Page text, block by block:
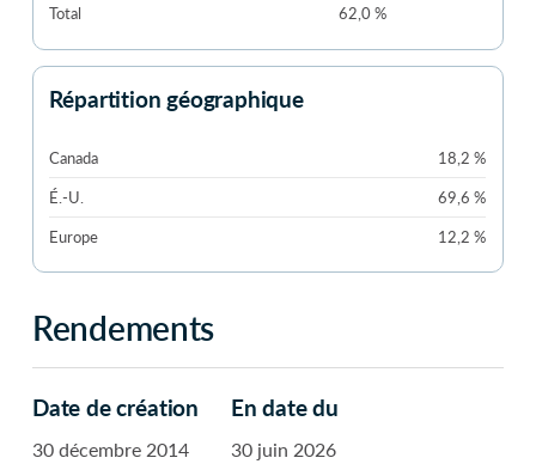
Total 62,0 %
Répartition géographique
Canada
18,2 %
É.-U.
69,6 %
Europe
12,2 %
Rendements
Date de création
30 décembre 2014
En date du
30 juin 2026